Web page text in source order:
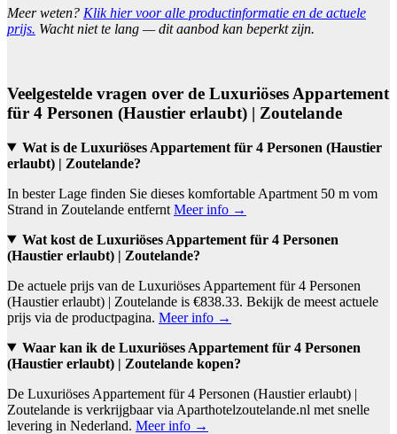
Meer weten? Klik hier voor alle productinformatie en de actuele
prijs. Wacht niet te lang — dit aanbod kan beperkt zijn.
Veelgestelde vragen over de Luxuriöses Appartement
für 4 Personen (Haustier erlaubt) | Zoutelande
Wat is de Luxuriöses Appartement für 4 Personen (Haustier
erlaubt) | Zoutelande?
In bester Lage finden Sie dieses komfortable Apartment 50 m vom
Strand in Zoutelande entfernt Meer info →
Wat kost de Luxuriöses Appartement für 4 Personen
(Haustier erlaubt) | Zoutelande?
De actuele prijs van de Luxuriöses Appartement für 4 Personen
(Haustier erlaubt) | Zoutelande is €838.33. Bekijk de meest actuele
prijs via de productpagina. Meer info →
Waar kan ik de Luxuriöses Appartement für 4 Personen
(Haustier erlaubt) | Zoutelande kopen?
De Luxuriöses Appartement für 4 Personen (Haustier erlaubt) |
Zoutelande is verkrijgbaar via Aparthotelzoutelande.nl met snelle
levering in Nederland. Meer info →